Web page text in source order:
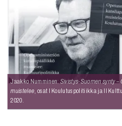
Jaakko Numminen:Sivistys-Suomen synty –
muistelee, osat I Koulutuspolitiikka ja II
2020.